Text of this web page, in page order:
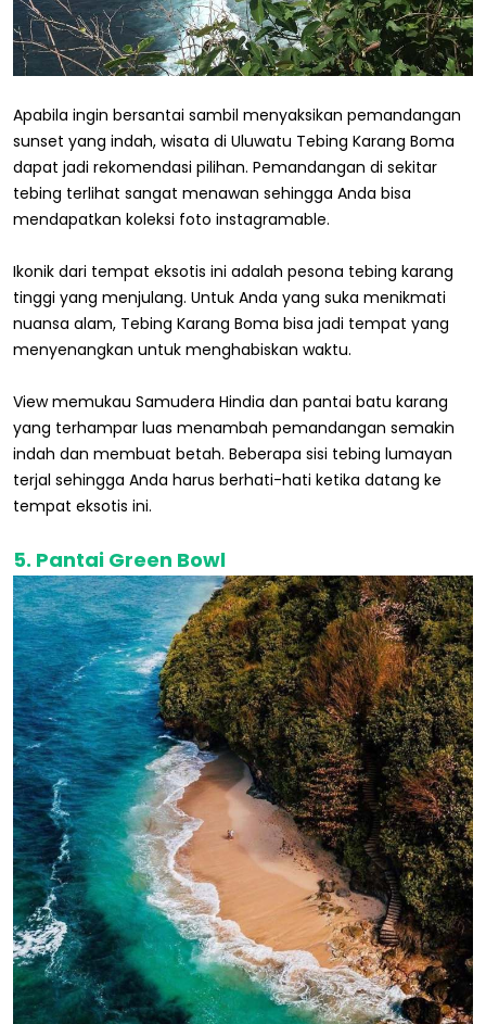
Apabila ingin bersantai sambil menyaksikan pemandangan
sunset yang indah, wisata di Uluwatu Tebing Karang Boma
dapat jadi rekomendasi pilihan. Pemandangan di sekitar
tebing terlihat sangat menawan sehingga Anda bisa
mendapatkan koleksi foto instagramable.
Ikonik dari tempat eksotis ini adalah pesona tebing karang
tinggi yang menjulang. Untuk Anda yang suka menikmati
nuansa alam, Tebing Karang Boma bisa jadi tempat yang
menyenangkan untuk menghabiskan waktu.
View memukau Samudera Hindia dan pantai batu karang
yang terhampar luas menambah pemandangan semakin
indah dan membuat betah. Beberapa sisi tebing lumayan
terjal sehingga Anda harus berhati-hati ketika datang ke
tempat eksotis ini.
5. Pantai Green Bowl